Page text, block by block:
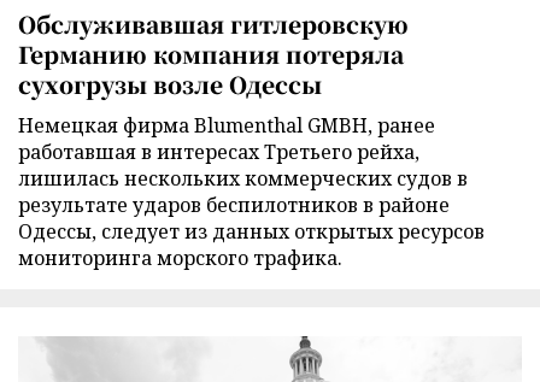
Обслуживавшая гитлеровскую
Германию компания потеряла
сухогрузы возле Одессы
Немецкая фирма Blumenthal GMBH, ранее
работавшая в интересах Третьего рейха,
лишилась нескольких коммерческих судов в
результате ударов беспилотников в районе
Одессы, следует из данных открытых ресурсов
мониторинга морского трафика.